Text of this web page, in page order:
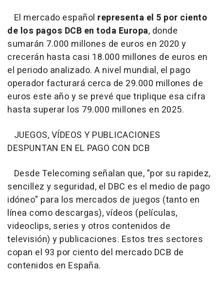
El mercado español representa el 5 por ciento
de los pagos DCB en toda Europa, donde
sumarán 7.000 millones de euros en 2020 y
crecerán hasta casi 18.000 millones de euros en
el periodo analizado. A nivel mundial, el pago
operador facturará cerca de 29.000 millones de
euros este año y se prevé que triplique esa cifra
hasta superar los 79.000 millones en 2025.
JUEGOS, VÍDEOS Y PUBLICACIONES
DESPUNTAN EN EL PAGO CON DCB
Desde Telecoming señalan que, "por su rapidez,
sencillez y seguridad, el DBC es el medio de pago
idóneo" para los mercados de juegos (tanto en
línea como descargas), vídeos (películas,
videoclips, series y otros contenidos de
televisión) y publicaciones. Estos tres sectores
copan el 93 por ciento del mercado DCB de
contenidos en España.